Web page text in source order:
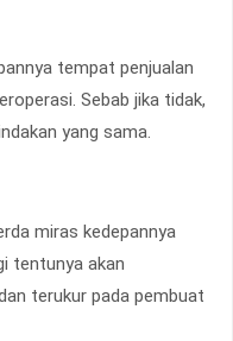
tempat penjualan
Sebab jika tidak,
yang sama.
miras kedepannya
tentunya akan
terukur pada pembuat